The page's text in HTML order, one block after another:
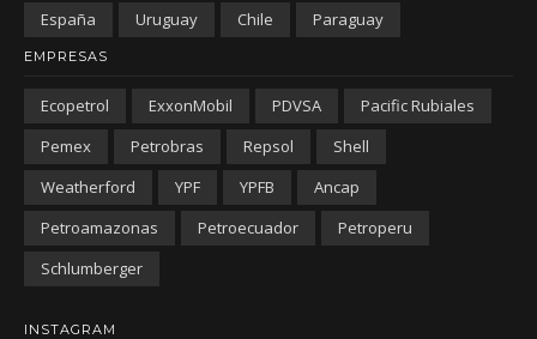
España
Uruguay Chile Paraguay
EMPRESAS
Ecopetrol ExxonMobil PDVSA
Pacific Rubiales
Pemex
Petrobras Repsol
Shell
Weatherford
YPF YPFB
Ancap
Petroamazonas
Petroecuador
Petroperu
Schlumberger
INSTAGRAM